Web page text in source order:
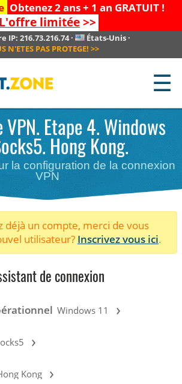
Obtenez 2 ans + 1 an GRATUIT !
L'offre limitée>>
IP:216.73.216.74· États-Unis·
N'ETES PAS PROTEGE! >>
☰
VPN. Etape 4. Windows
Hong Kong.
la configuration de la connexion
VPN
déjà un compte, merci de vous
utilisateur? Inscrivez vous ici.
de connexion
Windows 11 ›
›
Kong ›